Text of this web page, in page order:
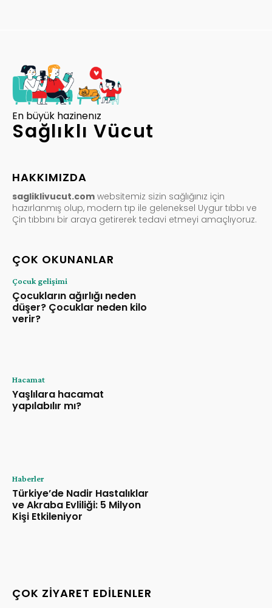
En büyük hazinenız
Sağlıklı Vücut
HAKKIMIZDA
sagliklivucut.com websitemiz sizin sağlığınız için
hazırlanmış olup, modern tıp ile geleneksel Uygur tıbbı ve
Çin tıbbını bir araya getirerek tedavi etmeyi amaçlıyoruz.
ÇOK OKUNANLAR
Çocuk gelişimi
Çocukların ağırlığı neden
düşer? Çocuklar neden kilo
verir?
Hacamat
Yaşlılara hacamat
yapılabılır mı?
Haberler
Türkiye’de Nadir Hastalıklar
ve Akraba Evliliği: 5 Milyon
Kişi Etkileniyor
ÇOK ZIYARET EDILENLER